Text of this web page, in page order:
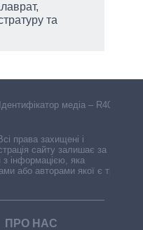
та
медіа – R40-
права захищені і
сайту залишає за
інформацією, яка
або авторами якої є треті
ПРО НАС